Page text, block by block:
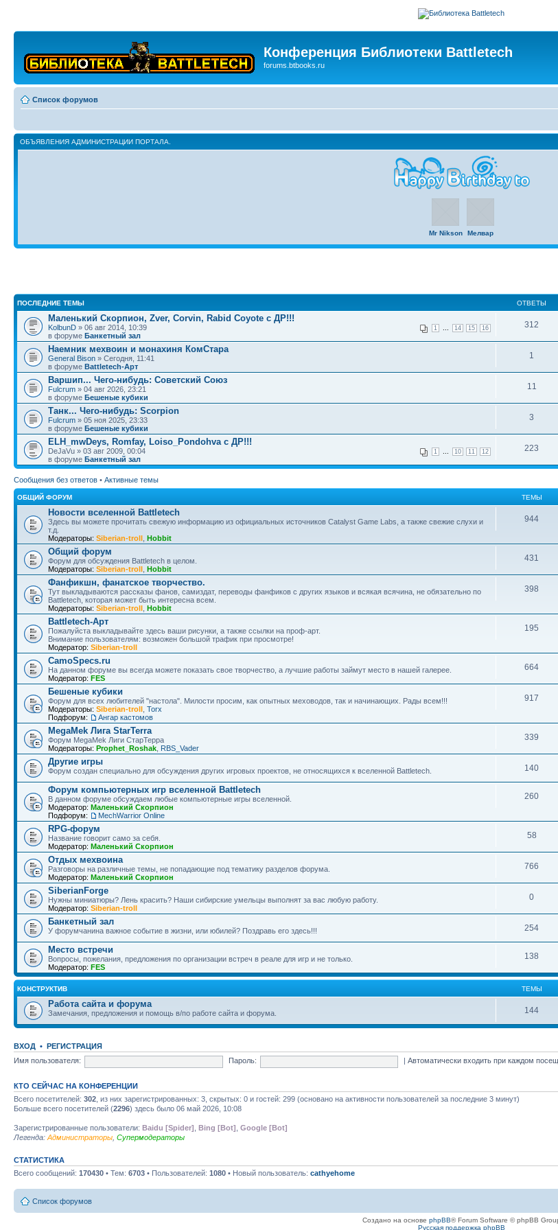
Конференция Библиотеки Battletech
forums.btbooks.ru
Список форумов
ОБЪЯВЛЕНИЯ АДМИНИСТРАЦИИ ПОРТАЛА.
Mr Nikson Мелвар
ПОСЛЕДНИЕ ТЕМЫ ОТВЕТЫ
Маленький Скорпион, Zver, Corvin, Rabid Coyote с ДР!!!
1 14 15 16
KolbunD » 06 авг 2014, 10:39
в форуме Банкетный зал
312
Наемник мехвоин и монахиня КомСтара
General Bison » Сегодня, 11:41
в форуме Battletech-Арт
1
Варшип... Чего-нибудь: Советский Союз
Fulcrum » 04 авг 2026, 23:21
в форуме Бешеные кубики
11
Танк... Чего-нибудь: Scorpion
Fulcrum » 05 ноя 2025, 23:33
в форуме Бешеные кубики
3
ELH_mwDeys, Romfay, Loiso_Pondohva с ДР!!!
1 10 11 12
DeJaVu » 03 авг 2009, 00:04
в форуме Банкетный зал
223
Сообщения без ответов • Активные темы
ОБЩИЙ ФОРУМ ТЕМЫ
Новости вселенной Battletech
Здесь вы можете прочитать свежую информацию из официальных источников Catalyst Game Labs, а также свежие слухи и
т.д.
Модераторы: Siberian-troll Hobbit
944
Общий форум
Форум для обсуждения Battletech в целом.
Модераторы: Siberian-troll Hobbit
431
Фанфикшн, фанатское творчество.
Тут выкладываются рассказы фанов, самиздат, переводы фанфиков с других языков и всякая всячина, не обязательно по
Battletech, которая может быть интересна всем.
Модераторы: Siberian-troll Hobbit
398
Battletech-Арт
Пожалуйста выкладывайте здесь ваши рисунки, а также ссылки на проф-арт.
Внимание пользователям: возможен большой трафик при просмотре!
Модератор: Siberian-troll
195
CamoSpecs.ru
На данном форуме вы всегда можете показать свое творчество, а лучшие работы займут место в нашей галерее.
Модератор: FES
664
Бешеные кубики
Форум для всех любителей "настола". Милости просим, как опытных меховодов, так и начинающих. Рады всем!!!
Модераторы: Siberian-troll Torx
Подфорум:
Ангар кастомов
917
MegaMek Лига StarTerra
Форум МegaMek Лиги СтарТерра
Модераторы: Prophet_Roshak RBS_Vader
339
Другие игры
Форум создан специально для обсуждения других игровых проектов, не относящихся к вселенной Battletech. 140
Форум компьютерных игр вселенной Battletech
В данном форуме обсуждаем любые компьютерные игры вселенной.
Модератор: Маленький Скорпион
Подфорум:
MechWarrior Online
260
RPG-форум
Название говорит само за себя.
Модератор: Маленький Скорпион
58
Отдых мехвоина
Разговоры на различные темы, не попадающие под тематику разделов форума.
Модератор: Маленький Скорпион
766
SiberianForge
Нужны миниатюры? Лень красить? Наши сибирские умельцы выполнят за вас любую работу.
Модератор: Siberian-troll
0
Банкетный зал
У форумчанина важное событие в жизни, или юбилей? Поздравь его здесь!!! 254
Место встречи
Вопросы, пожелания, предложения по организации встреч в реале для игр и не только.
Модератор: FES
138
КОНСТРУКТИВ ТЕМЫ
Работа сайта и форума
Замечания, предложения и помощь в/по работе сайта и форума. 144
ВХОД • РЕГИСТРАЦИЯ
Имя пользователя:
Пароль: |Автоматически входить при каждом
КТО СЕЙЧАС НА КОНФЕРЕНЦИИ
Всего посетителей: 302 , из них зарегистрированных: 3, скрытых: 0 и гостей: 299 (основано на активности пользователей за последние 3 минут)
Больше всего посетителей (2296) здесь было 06 май 2026, 10:08
Зарегистрированные пользователи: Baidu [Spider] Bing [Bot] Google [Bot]
Легенда: Администраторы Супермодераторы
СТАТИСТИКА
Всего сообщений: 170430 • Тем: 6703 • Пользователей: 1080 • Новый пользователь: cathyehome
Список форумов
Создано на основе phpBB® Forum Software © phpBB
Русская поддержка phpBB